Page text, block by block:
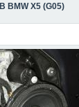
В BMW X5 (G05)